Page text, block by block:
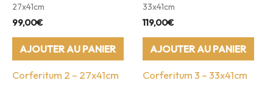
27x41cm
99,00€
AJOUTER AU PANIER
Corferitum 2 – 27x41cm
33x41cm
119,00€
AJOUTER AU PANIER
Corferitum 3 – 33x41cm